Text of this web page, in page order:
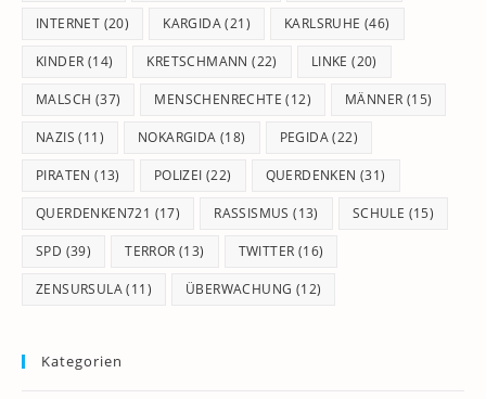
INTERNET (20) KARGIDA(21) KARLSRUHE (46)
KINDER (14) KRETSCHMANN (22) LINKE (20)
MALSCH (37) MENSCHENRECHTE (12) MÄNNER (15)
NAZIS (11) NOKARGIDA (18) PEGIDA(22)
PIRATEN (13) POLIZEI (22) QUERDENKEN (31)
QUERDENKEN721 (17) RASSISMUS (13) SCHULE (15)
SPD (39) TERROR (13) TWITTER (16)
ZENSURSULA(11) ÜBERWACHUNG (12)
Kategorien